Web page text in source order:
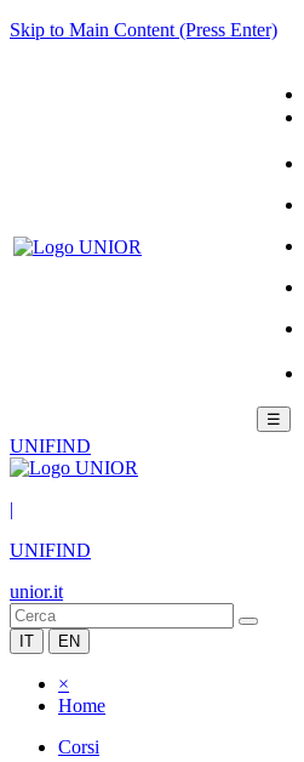
Skip to Main Content (Press Enter)
☰
UNIFIND
|
UNIFIND
unior.it
IT EN
×
Home
Corsi